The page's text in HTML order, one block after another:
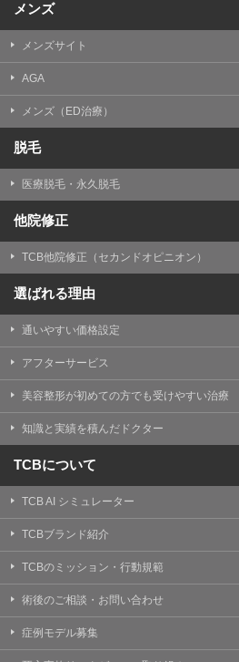
メンズ
メンズサイト
AGA
メンズ（ED治療）
脱毛
医療脱毛・永久脱毛
他院修正
TCB他院修正（セカンドオピニオン）
選ばれる理由
通いやすい価格設定
アフターサービス
美容整形が初めての方でも受けやすい治療
知識と実績を積んだドクター
TCBについて
TCB AI シミュレーター
TCBブランド紹介
TCBのミッション・行動規範
術後のご相談・お問い合わせ
症例モデル募集